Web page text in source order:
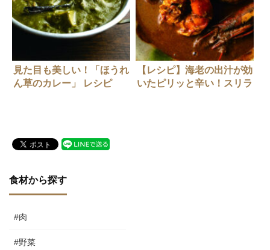
見た目も美しい！「ほうれ
ん草のカレー」 レシピ
【レシピ】海老の出汁が効
いたピリッと辛い！スリラ
食材から探す
#肉
#野菜